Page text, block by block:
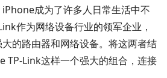
成为了许多人日常生活中不
作为网络设备行业的领军企业，
的路由器和网络设备。将这两者结
TP-Link这样一个强大的组合，连接